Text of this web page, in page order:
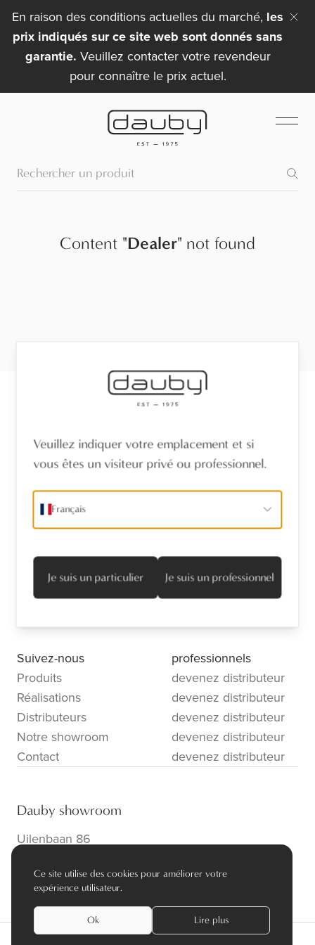
En raison des conditions actuelles du marché, les
prix indiqués sur ce site web sont donnés sans
garantie. Veuillez contacter votre revendeur
pour connaître le prix actuel.
Content "Dealer" not found
Nom*
Adresse mail*
S’abonner
Suivez-nous
Produits
Réalisations
Distributeurs
Notre showroom
Contact
professionnels
devenez distributeur
devenez distributeur
devenez distributeur
devenez distributeur
devenez distributeur
Dauby showroom
Uilenbaan 86
info@dauby.be|+32 3 354 16 86
Ce site utilise des cookies pour améliorer votre
expérience utilisateur.
Ok Lire plus
Veuillez indiquer votre emplacement et si
vous êtes un visiteur privé ou professionnel.
Français
Je suis un particulier Je suis un professionnel